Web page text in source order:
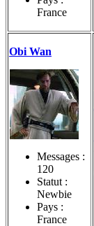
France
Obi Wan
Messages :
120
Statut :
Newbie
Pays :
France